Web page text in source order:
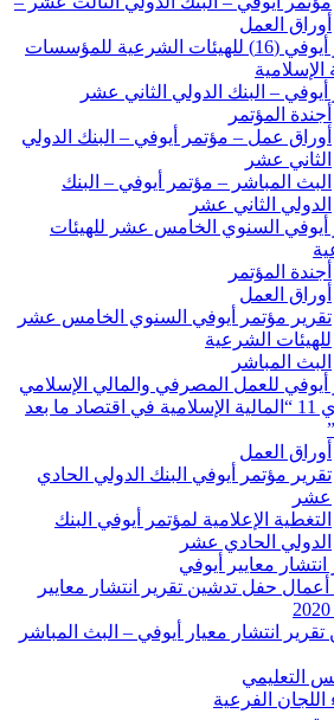
أوراق العمل
مؤتمر أيوفي (16) للهيئات الشرعية للمؤسسات
الإسلامية
– البنك الدولي الثاني عشر
أجندة المؤتمر
أوراق عمل – مؤتمر أيوفي – البنك الدولي
الثاني عشر
البث المباشر – مؤتمر أيوفي – البنك
الدولي الثاني عشر
أيوفي السنوي الخامس عشر للهيئات
أجندة المؤتمر
أوراق العمل
تقرير مؤتمر أيوفي السنوي الخامس عشر
للهيئات الشرعية
البث المباشر
أيوفي للعمل المصرفي والمالي الإسلامي
السنوي 11 “المالية الإسلامية في اقتصاد ما بعد
أوراق العمل
تقرير مؤتمر أيوفي البنك الدولي الحادي
عشر
التغطية الإعلامية لمؤتمر أيوفي البنك
الدولي الحادي عشر
معايير أيوفي
حفل تدشين تقرير انتشار معايير
انتشار معيار أيوفي – البث المباشر
التعليمي
اللجان الفرعية